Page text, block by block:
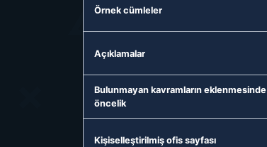
Örnek cümleler
Açıklamalar
Bulunmayan kavramların eklenmesinde
öncelik
Kişiselleştirilmiş ofis sayfası